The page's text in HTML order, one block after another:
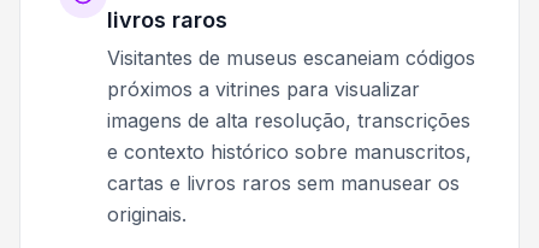
livros raros
Visitantes de museus escaneiam códigos
próximos a vitrines para visualizar
imagens de alta resolução, transcrições
e contexto histórico sobre manuscritos,
cartas e livros raros sem manusear os
originais.